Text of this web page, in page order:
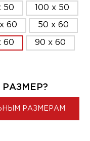
50 100 x 50
60 50 x 60
60 90 x 60
РАЗМЕРАМ